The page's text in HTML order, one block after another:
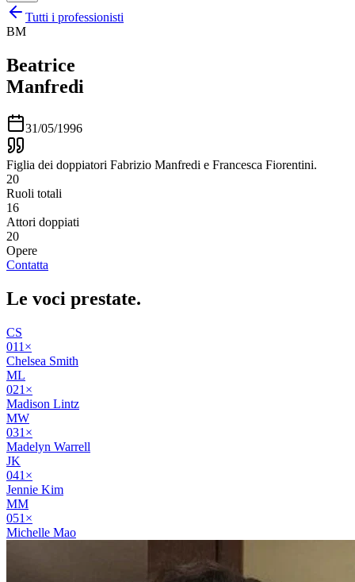
Tutti i professionisti
BM
Beatrice
Manfredi
31/05/1996
Figlia dei doppiatori Fabrizio Manfredi e Francesca Fiorentini.
20
Ruoli totali
16
Attori doppiati
20
Opere
Contatta
Le voci prestate.
CS
011 ×
Chelsea Smith
ML
021 ×
Madison Lintz
MW
031 ×
Madelyn Warrell
JK
041 ×
Jennie Kim
MM
051 ×
Michelle Mao